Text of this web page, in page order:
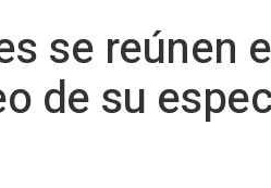
se reúnen
de su